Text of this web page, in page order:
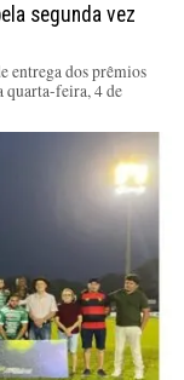
segunda vez
entrega dos prêmios
quarta-feira, 4 de